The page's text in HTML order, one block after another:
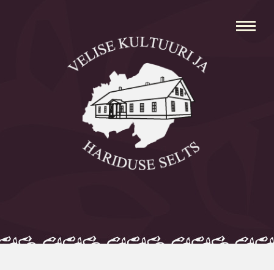
Avaleht
Aleksei Parnabas
Sillaotsa Talumuuseum